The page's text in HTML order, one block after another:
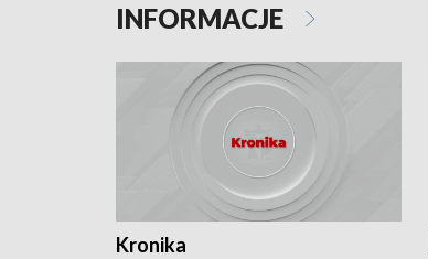
INFORMACJE
Kronika